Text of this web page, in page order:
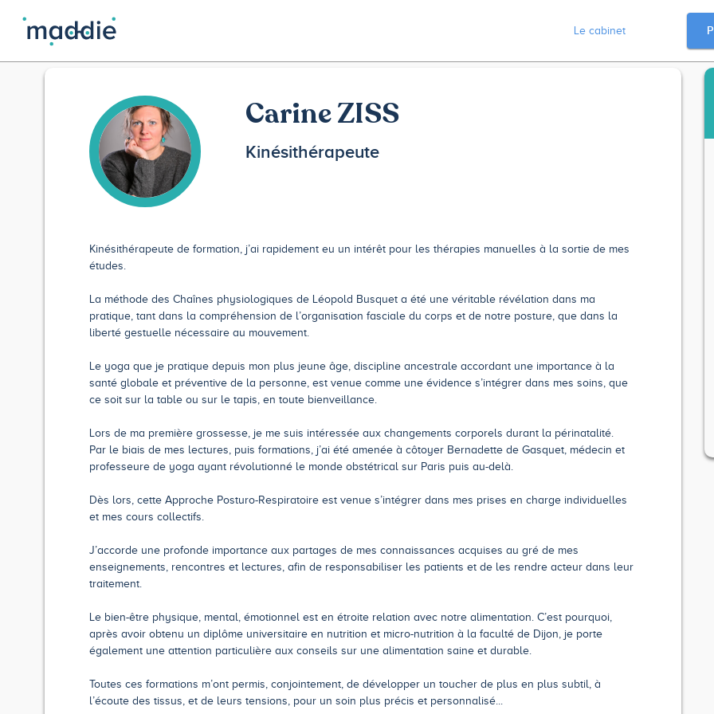
Le cabinet
Carine ZISS
Kinésithérapeute
Kinésithérapeute de formation, j’ai rapidement eu un intérêt pour les thérapies manuelles à la sortie de mes
études.
La méthode des Chaînes physiologiques de Léopold Busquet a été une véritable révélation dans ma
pratique, tant dans la compréhension de l’organisation fasciale du corps et de notre posture, que dans la
liberté gestuelle nécessaire au mouvement.
Le yoga que je pratique depuis mon plus jeune âge, discipline ancestrale accordant une importance à la
santé globale et préventive de la personne, est venue comme une évidence s’intégrer dans mes soins, que
ce soit sur la table ou sur le tapis, en toute bienveillance.
Lors de ma première grossesse, je me suis intéressée aux changements corporels durant la périnatalité.
Par le biais de mes lectures, puis formations, j’ai été amenée à côtoyer Bernadette de Gasquet, médecin et
professeure de yoga ayant révolutionné le monde obstétrical sur Paris puis au-delà.
Dès lors, cette Approche Posturo-Respiratoire est venue s’intégrer dans mes prises en charge individuelles
et mes cours collectifs.
J’accorde une profonde importance aux partages de mes connaissances acquises au gré de mes
enseignements, rencontres et lectures, afin de responsabiliser les patients et de les rendre acteur dans leur
traitement.
Le bien-être physique, mental, émotionnel est en étroite relation avec notre alimentation. C’est pourquoi,
après avoir obtenu un diplôme universitaire en nutrition et micro-nutrition à la faculté de Dijon, je porte
également une attention particulière aux conseils sur une alimentation saine et durable.
Toutes ces formations m’ont permis, conjointement, de développer un toucher de plus en plus subtil, à
l’écoute des tissus, et de leurs tensions, pour un soin plus précis et personnalisé...